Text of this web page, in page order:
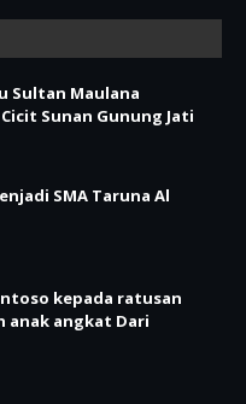
Sultan Maulana
Sunan Gunung Jati
SMA Taruna Al
kepada ratusan
anak angkat Dari